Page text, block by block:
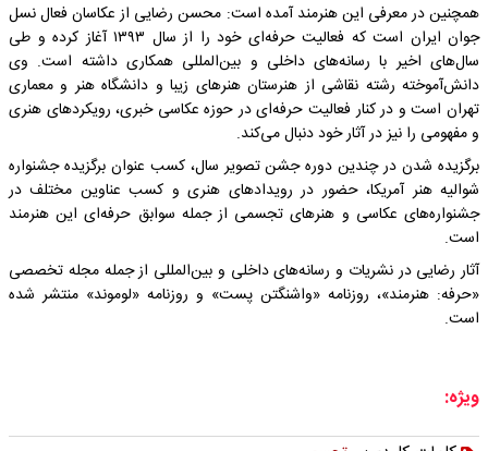
همچنین در معرفی این هنرمند آمده است: محسن رضایی از عکاسان فعال نسل
جوان ایران است که فعالیت حرفه‌ای خود را از سال ۱۳۹۳ آغاز کرده و طی
سال‌های اخیر با رسانه‌های داخلی و بین‌المللی همکاری داشته است. وی
دانش‌آموخته رشته نقاشی از هنرستان هنرهای زیبا و دانشگاه هنر و معماری
تهران است و در کنار فعالیت حرفه‌ای در حوزه عکاسی خبری، رویکردهای هنری
و مفهومی را نیز در آثار خود دنبال می‌کند.
برگزیده شدن در چندین دوره جشن تصویر سال، کسب عنوان برگزیده جشنواره
شوالیه هنر آمریکا، حضور در رویدادهای هنری و کسب عناوین مختلف در
جشنواره‌های عکاسی و هنرهای تجسمی از جمله سوابق حرفه‌ای این هنرمند
است.
آثار رضایی در نشریات و رسانه‌های داخلی و بین‌المللی از جمله مجله تخصصی
«حرفه: هنرمند»، روزنامه «واشنگتن پست» و روزنامه «لوموند» منتشر شده
است.
ویژه: